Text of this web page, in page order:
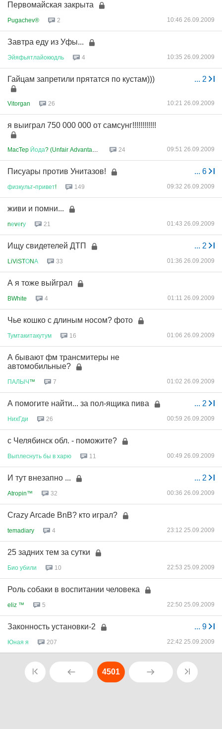
Первомайская закрыта
Pugachev® 2 10:46 26.09.2009
Завтра еду из Уфы...
Эйяфьятлайокюдль 4 10:35 26.09.2009
... 2
Гайцам запретили прятатся по кустам)))
Vitorgan 26 10:21 26.09.2009
я выиграл 750 000 000 от самсунг!!!!!!!!!!!!
MacTep Йода? (Unfair Advantage... 24 09:51 26.09.2009
... 6
Писуары против Унитазов!
физкульт-привет! 149 09:32 26.09.2009
живи и помни...
nеvеrу 21 01:43 26.09.2009
... 2
Ищу свидетелей ДТП
LiViSTОNА 33 01:36 26.09.2009
А я тоже выйграл
BWhite 4 01:11 26.09.2009
Чье кошко с длиным носом? фото
Тумтакитакутум 16 01:06 26.09.2009
А бывают фм трансмитеры не
автомобильные?
ПАЛЫЧ™ 7 01:02 26.09.2009
... 2
А помогите найти... за пол-ящика пива
НихГди 26 00:59 26.09.2009
с Челябинск обл. - поможите?
Выплеснуть бы в харю 11 00:49 26.09.2009
... 2
И тут внезапно ...
Atropin™ 32 00:36 26.09.2009
Crazy Arcade BnB? кто играл?
temadiary 4 23:12 25.09.2009
25 задних тем за сутки
Био убили 10 22:53 25.09.2009
Роль собаки в воспитании человека
eliz ™ 5 22:50 25.09.2009
... 9
Законность установки-2
Юная я 207 22:42 25.09.2009
4501